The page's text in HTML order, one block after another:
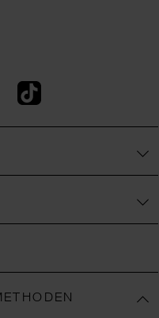
TikTok